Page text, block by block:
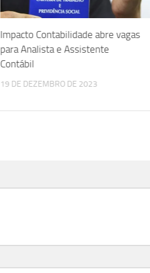
Impacto Contabilidade abre vagas
para Analista e Assistente
Contábil
19 DE DEZEMBRO DE 2023